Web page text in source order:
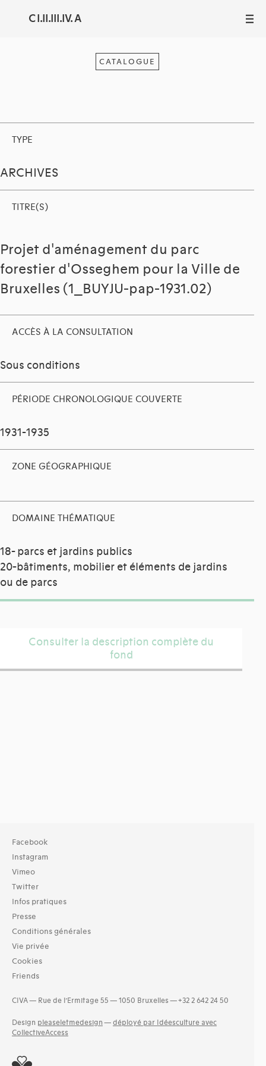
C I.II.III.IV. A III
CATALOGUE
TYPE
ARCHIVES
TITRE(S)
Projet d'aménagement du parc
forestier d'Osseghem pour la Ville de
Bruxelles (1_BUYJU-pap-1931.02)
ACCÈS À LA CONSULTATION
Sous conditions
PÉRIODE CHRONOLOGIQUE COUVERTE
1931-1935
ZONE GÉOGRAPHIQUE
DOMAINE THÉMATIQUE
18- parcs et jardins publics
20-bâtiments, mobilier et éléments de jardins
ou de parcs
Consulter la description complète du
fond
Facebook
Instagram
Vimeo
Twitter
Infos pratiques
Presse
Conditions générales
Vie privée
Cookies
Friends
CIVA — Rue de l’Ermitage 55 — 1050 Bruxelles — +32 2 642 24 50
Design pleaseletmedesign — déployé par Idéesculture avec
CollectiveAccess